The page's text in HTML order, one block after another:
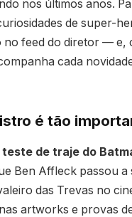
nos últimos anos.
de super-
no feed do diretor — e,
cada
é tão
de traje do
Ben Affleck passou a
das Trevas no
artworks e provas